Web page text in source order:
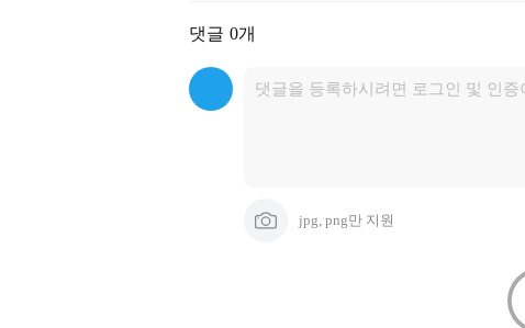
댓글 0개
jpg, png만 지원